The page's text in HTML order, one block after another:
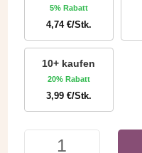
5% Rabatt
4,74 €/Stk.
10+ kaufen
20% Rabatt
3,99 €/Stk.
Jutesäckchen